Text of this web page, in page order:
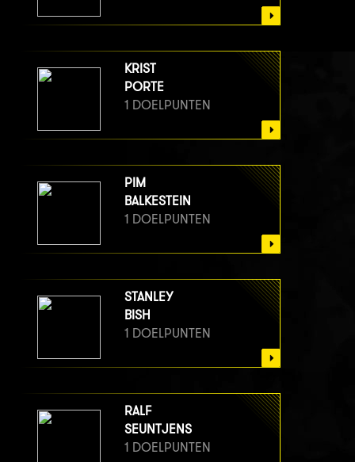
KRIST
PORTE
1 DOELPUNTEN
PIM
BALKESTEIN
1 DOELPUNTEN
STANLEY
BISH
1 DOELPUNTEN
RALF
SEUNTJENS
1 DOELPUNTEN